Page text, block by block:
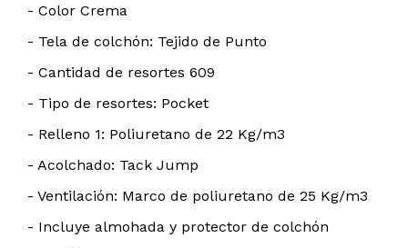
- Color Crema
- Tela de colchón: Tejido de Punto
- Cantidad de resortes 609
- Tipo de resortes: Pocket
- Relleno 1: Poliuretano de 22 Kg/m3
- Acolchado: Tack Jump
- Ventilación: Marco de poliuretano de 25 Kg/m3
- Incluye almohada y protector de colchón